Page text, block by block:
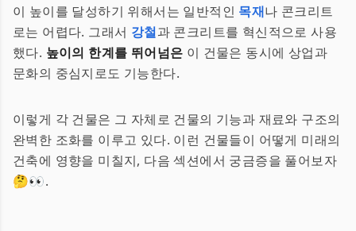
이 높이를 달성하기 위해서는 일반적인 목재나 콘크리트
로는 어렵다. 그래서 강철과 콘크리트를 혁신적으로 사용
했다. 높이의 한계를 뛰어넘은 이 건물은 동시에 상업과
문화의 중심지로도 기능한다.
이렇게 각 건물은 그 자체로 건물의 기능과 재료와 구조의
완벽한 조화를 이루고 있다. 이런 건물들이 어떻게 미래의
건축에 영향을 미칠지, 다음 섹션에서 궁금증을 풀어보자
🤔👀.